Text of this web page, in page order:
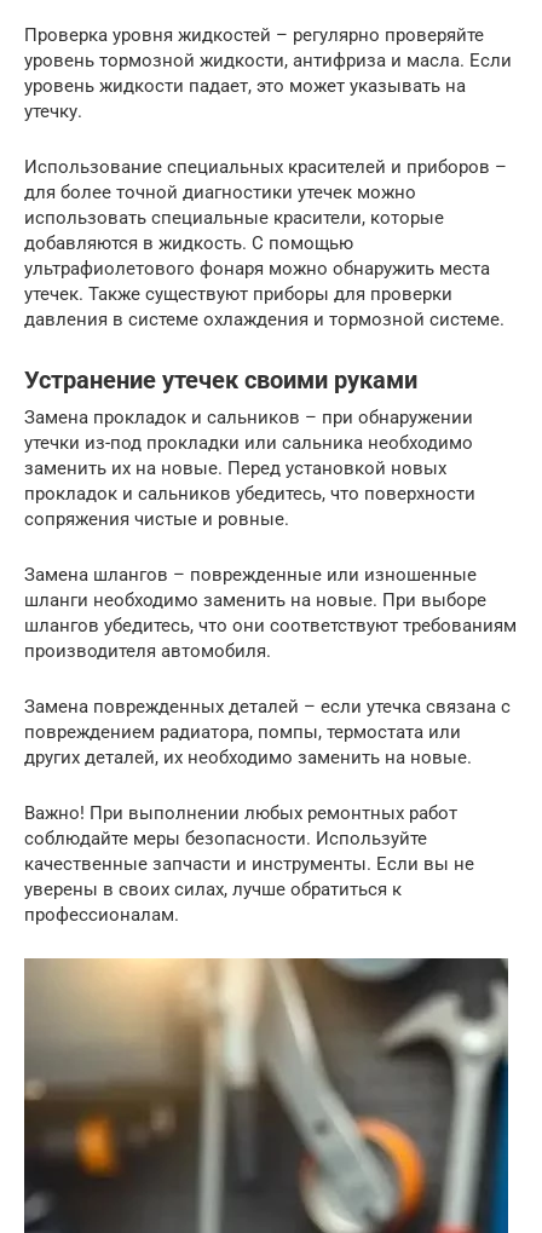
Проверка уровня жидкостей – регулярно проверяйте
уровень тормозной жидкости, антифриза и масла. Если
уровень жидкости падает, это может указывать на
утечку.
Использование специальных красителей и приборов –
для более точной диагностики утечек можно
использовать специальные красители, которые
добавляются в жидкость. С помощью
ультрафиолетового фонаря можно обнаружить места
утечек. Также существуют приборы для проверки
давления в системе охлаждения и тормозной системе.
Устранение утечек своими руками
Замена прокладок и сальников – при обнаружении
утечки из-под прокладки или сальника необходимо
заменить их на новые. Перед установкой новых
прокладок и сальников убедитесь, что поверхности
сопряжения чистые и ровные.
Замена шлангов – поврежденные или изношенные
шланги необходимо заменить на новые. При выборе
шлангов убедитесь, что они соответствуют требованиям
производителя автомобиля.
Замена поврежденных деталей – если утечка связана с
повреждением радиатора, помпы, термостата или
других деталей, их необходимо заменить на новые.
Важно! При выполнении любых ремонтных работ
соблюдайте меры безопасности. Используйте
качественные запчасти и инструменты. Если вы не
уверены в своих силах, лучше обратиться к
профессионалам.